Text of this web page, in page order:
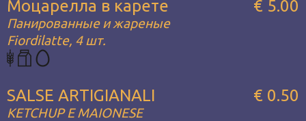
Моцарелла в карете
Панированные и жареные
Fiordilatte, 4 шт.
€ 5.00
SALSE ARTIGIANALI
KETCHUP E MAIONESE
€ 0.50